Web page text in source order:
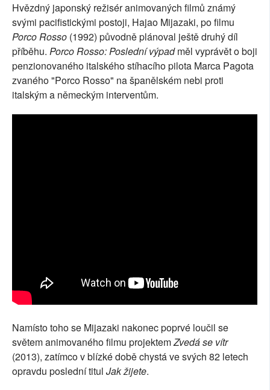
Hvězdný japonský režisér animovaných filmů známý
svými pacifistickými postoji, Hajao Mijazaki, po filmu
Porco Rosso (1992) původně plánoval ještě druhý díl
příběhu. Porco Rosso: Poslední výpadměl vyprávět o boji
penzionovaného italského stíhacího pilota Marca Pagota
zvaného "Porco Rosso" na španělském nebi proti
italským a německým interventům.
Namísto toho se Mijazaki nakonec poprvé loučil se
světem animovaného filmu projektemZvedá se vítr
(2013), zatímco v blízké době chystá ve svých 82 letech
opravdu poslední titul Jak žijete.